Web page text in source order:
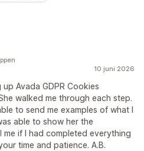
10 juni 2026
Avada GDPR Cookies
walked me through each step.
to send me examples of what I
able to show her the
if I had completed everything
time and patience. A.B.